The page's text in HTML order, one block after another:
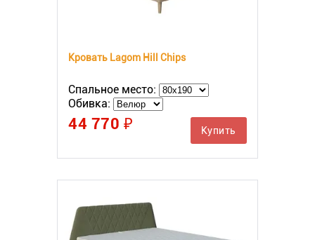
Кровать Lagom Hill Chips
Спальное место:
Обивка:
44 770 ₽ Купить